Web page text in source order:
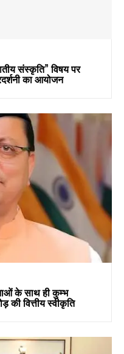
संस्कृति” विषय पर
का आयोजन
के साथ ही कुम्भ
की वित्तीय स्वीकृति